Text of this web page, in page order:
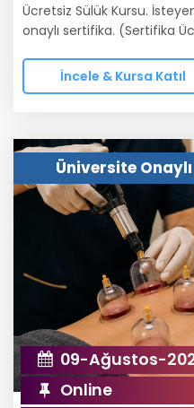
Ücretsiz Sülük Kursu.
onaylı sertifika. (Sertifika
İncele & Kursa Katıl
Üniversite
09-Ağustos-
Online